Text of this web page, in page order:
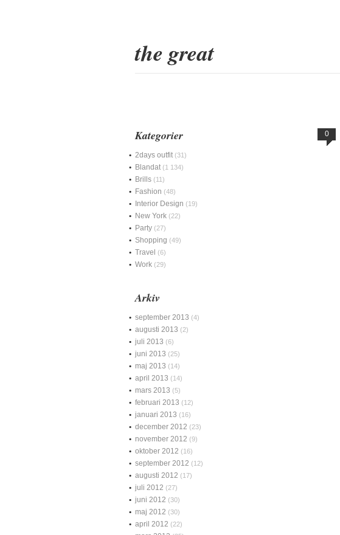
the great
0
Kategorier
2days outfit (31)
Blandat (1 134)
Brills (11)
Fashion (48)
Interior Design (19)
New York (22)
Party (27)
Shopping (49)
Travel (6)
Work (29)
Arkiv
september 2013 (4)
augusti 2013 (2)
juli 2013 (6)
juni 2013 (25)
maj 2013 (14)
april 2013 (14)
mars 2013 (5)
februari 2013 (12)
januari 2013 (16)
december 2012 (23)
november 2012 (9)
oktober 2012 (16)
september 2012 (12)
augusti 2012 (17)
juli 2012 (27)
juni 2012 (30)
maj 2012 (30)
april 2012 (22)